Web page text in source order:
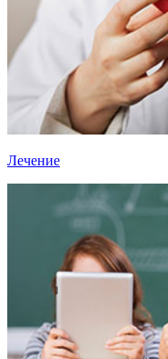
Лечение